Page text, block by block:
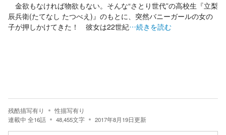
金欲もなければ物欲もない。そんな“さとり世代”の高校生『立梨
辰兵衛(たてなし たつべえ)』のもとに、突然バニーガールの女の
子が押しかけてきた！ 彼女は22世紀…続きを読む
残酷描写有り
性描写有り
連載中 全16話 48,455文字 2017年8月19日更新